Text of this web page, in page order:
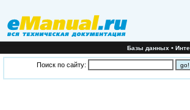
Базы данных•
Поиск по сайту: